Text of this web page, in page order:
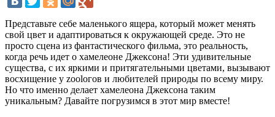
Представьте себе маленького ящера, который может менять
свой цвет и адаптироваться к окружающей среде. Это не
просто сцена из фантастического фильма, это реальность,
когда речь идет о хамелеоне Джексона! Эти удивительные
существа, с их яркими и притягательными цветами, вызывают
восхищение у zoolогов и любителей природы по всему миру.
Но что именно делает хамелеона Джексона таким
уникальным? Давайте погрузимся в этот мир вместе!